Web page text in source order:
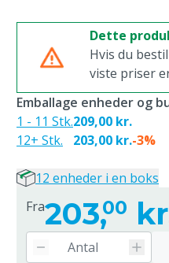
Dette
Hvis du
viste priser
Fra203,00
Emballage enheder og
1 - 11 Stk.
12+ Stk.
209,00 kr.
203,00 kr.-3%
12 enheder i en boks